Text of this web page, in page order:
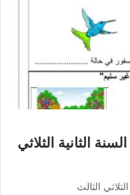
الثانية الثلاثي
الثالث